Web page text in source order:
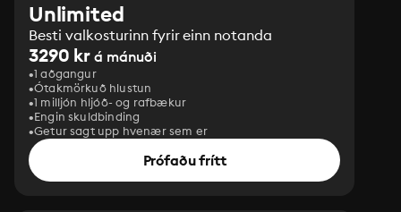
Unlimited
Besti valkosturinn fyrir einn notanda
3290 kr á mánuði
1 aðgangur
Ótakmörkuð hlustun
1 milljón hljóð- og rafbækur
Engin skuldbinding
Getur sagt upp hvenær sem er
Prófaðu frítt